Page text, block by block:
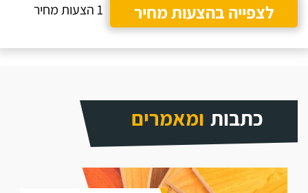
לצפייה בהצעות מחיר
1 הצעות מחיר
כתבות ומאמרים